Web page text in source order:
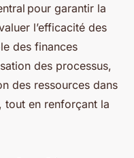
pour garantir la
l’efficacité des
des finances
des processus,
des ressources dans
tout en renforçant la